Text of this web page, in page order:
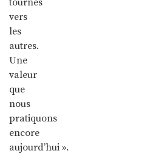
vers
les
autres.
Une
valeur
que
nous
pratiquons
encore
aujourd’hui ».